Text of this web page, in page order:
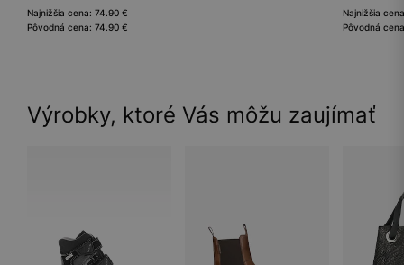
Najnižšia cena: 74.90 €
Pôvodná cena: 74.90 €
Najnižšia
Pôvodná
Výrobky, ktoré Vás môžu zaujímať